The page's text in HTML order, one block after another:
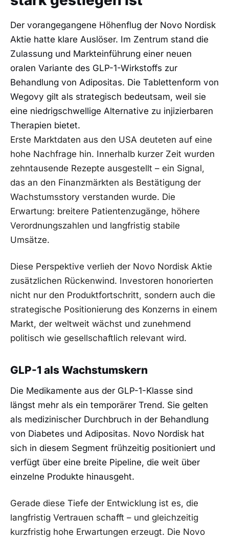
Der vorangegangene Höhenflug der Novo Nordisk
Aktie hatte klare Auslöser. Im Zentrum stand die
Zulassung und Markteinführung einer neuen
oralen Variante des GLP-1-Wirkstoffs zur
Behandlung von Adipositas. Die Tablettenform von
Wegovy gilt als strategisch bedeutsam, weil sie
eine niedrigschwellige Alternative zu injizierbaren
Therapien bietet.
Erste Marktdaten aus den USA deuteten auf eine
hohe Nachfrage hin. Innerhalb kurzer Zeit wurden
zehntausende Rezepte ausgestellt – ein Signal,
das an den Finanzmärkten als Bestätigung der
Wachstumsstory verstanden wurde. Die
Erwartung: breitere Patientenzugänge, höhere
Verordnungszahlen und langfristig stabile
Umsätze.
Diese Perspektive verlieh der Novo Nordisk Aktie
zusätzlichen Rückenwind. Investoren honorierten
nicht nur den Produktfortschritt, sondern auch die
strategische Positionierung des Konzerns in einem
Markt, der weltweit wächst und zunehmend
politisch wie gesellschaftlich relevant wird.
GLP-1 als Wachstumskern
Die Medikamente aus der GLP-1-Klasse sind
längst mehr als ein temporärer Trend. Sie gelten
als medizinischer Durchbruch in der Behandlung
von Diabetes und Adipositas. Novo Nordisk hat
sich in diesem Segment frühzeitig positioniert und
verfügt über eine breite Pipeline, die weit über
einzelne Produkte hinausgeht.
Gerade diese Tiefe der Entwicklung ist es, die
langfristig Vertrauen schafft – und gleichzeitig
kurzfristig hohe Erwartungen erzeugt. Die Novo